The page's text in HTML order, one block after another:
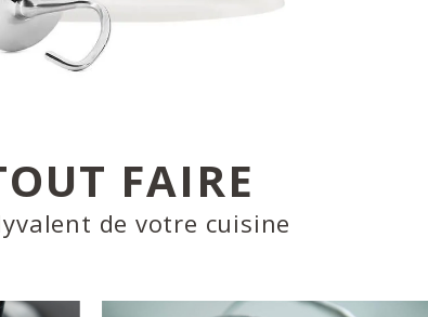
FAIRE
de votre cuisine